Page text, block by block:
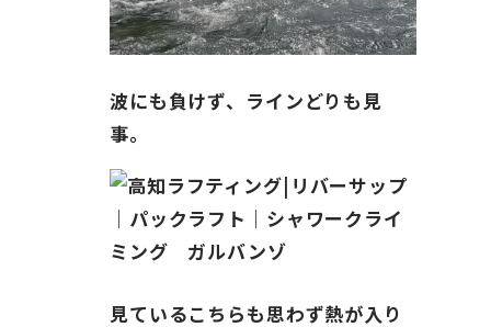
波にも負けず、ラインどりも見
事。
見ているこちらも思わず熱が入り